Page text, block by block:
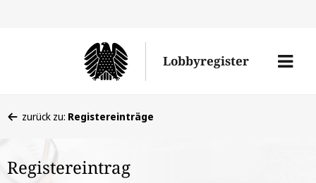
Lobbyregister
Menü
befinden
hier:
zurück zu: Registereinträge
Registereintrag